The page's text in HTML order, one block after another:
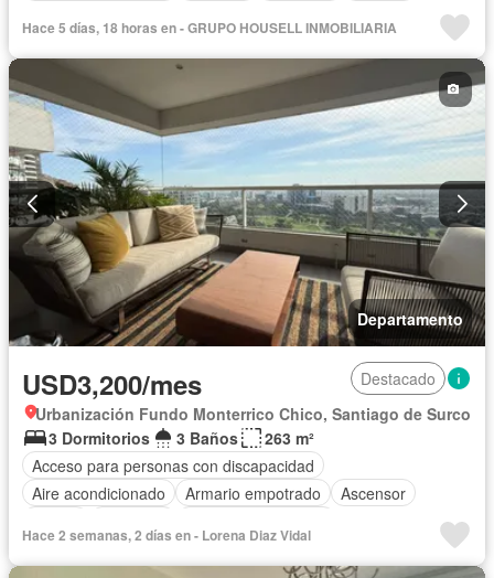
Hace 5 días, 18 horas en - GRUPO HOUSELL INMOBILIARIA
Departamento
USD3,200/mes
Destacado
Urbanización Fundo Monterrico Chico, Santiago de Surco
3 Dormitorios
3 Baños
263 m²
Acceso para personas con discapacidad
Aire acondicionado
Armario empotrado
Ascensor
Cuarto de servicio
Cochera Gimnasio
Hace 2 semanas, 2 días en - Lorena Diaz Vidal